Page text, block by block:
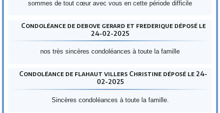
sommes de tout cœur avec vous en cette période difficile
Condoléance de debove gerard et frederique déposé le
24-02-2025
nos très sincères condoléances à toute la famille
Condoléance de flahaut villers Christine déposé le 24-
02-2025
Sincères condoléances à toute la famille.